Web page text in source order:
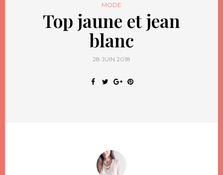
MODE
Top jaune et jean
blanc
28 JUIN 2018